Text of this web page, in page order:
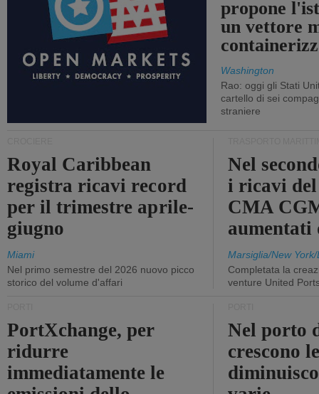
propone
un vettore
Washington
Rao: oggi gli Stati
cartello di sei
straniere
Royal Caribbean
registra ricavi record
per il trimestre aprile-
giugno
Miami
Nel primo semestre del 2026 nuovo picco
storico del volume d'affari
Nel
i ricavi
CMA
aumentati
Marsiglia/New
Completata la
venture United
PortXchange, per
ridurre
immediatamente le
Nel porto
crescono